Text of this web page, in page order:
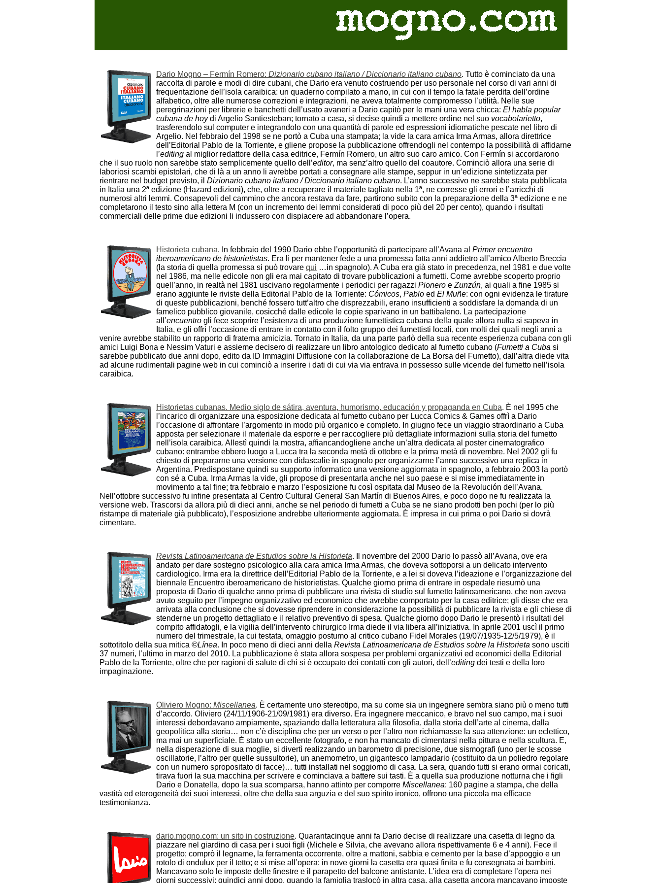
Dario Mogno – Fermín Romero: Dizionario cubano italiano / Diccionario italiano cubano. Tutto è cominciato da una
raccolta di parole e modi di dire cubani, che Dario era venuto costruendo per uso personale nel corso di vari anni di
frequentazione dell’isola caraibica: un quaderno compilato a mano, in cui con il tempo la fatale perdita dell’ordine
alfabetico, oltre alle numerose correzioni e integrazioni, ne aveva totalmente compromesso l’utilità. Nelle sue
peregrinazioni per librerie e banchetti dell’usato avaneri a Dario capitò per le mani una vera chicca: El habla popular
cubana de hoydi Argelio Santiesteban; tornato a casa, si decise quindi a mettere ordine nel suo vocabolarietto,
trasferendolo sul computer e integrandolo con una quantità di parole ed espressioni idiomatiche pescate nel libro di
Argelio. Nel febbraio del 1998 se ne portò a Cuba una stampata; la vide la cara amica Irma Armas, allora direttrice
dell’Editorial Pablo de la Torriente, e gliene propose la pubblicazione offrendogli nel contempo la possibilità di affidarne
l’editing al miglior redattore della casa editrice, Fermín Romero, un altro suo caro amico. Con Fermín si accordarono
che il suo ruolo non sarebbe stato semplicemente quello dell’editor, ma senz’altro quello del coautore. Cominciò allora una serie di
laboriosi scambi epistolari, che di là a un anno li avrebbe portati a consegnare alle stampe, seppur in un’edizione sintetizzata per
rientrare nel budget previsto, il Dizionario cubano italiano / Diccionario italiano cubano. L’anno successivo ne sarebbe stata pubblicata
in Italia una 2ª edizione (Hazard edizioni), che, oltre a recuperare il materiale tagliato nella 1ª, ne corresse gli errori e l’arricchì di
numerosi altri lemmi. Consapevoli del cammino che ancora restava da fare, partirono subito con la preparazione della 3ª edizione e ne
completarono il testo sino alla lettera M (con un incremento dei lemmi considerati di poco più del 20 per cento), quando i risultati
commerciali delle prime due edizioni li indussero con dispiacere ad abbandonare l’opera.
Historieta cubana. In febbraio del 1990 Dario ebbe l’opportunità di partecipare all’Avana al Primer encuentro
iberoamericano de historietistas. Era lì per mantener fede a una promessa fatta anni addietro all’amico Alberto Breccia
(la storia di quella promessa si può trovare qui …in spagnolo). A Cuba era già stato in precedenza, nel 1981 e due volte
nel 1986, ma nelle edicole non gli era mai capitato di trovare pubblicazioni a fumetti. Come avrebbe scoperto proprio
quell’anno, in realtà nel 1981 uscivano regolarmente i periodici per ragazzi Pionero e Zunzún, ai quali a fine 1985 si
erano aggiunte le riviste della Editorial Pablo de la Torriente: Cómicos, Pablo ed El Muñe: con ogni evidenza le tirature
di queste pubblicazioni, benché fossero tutt’altro che disprezzabili, erano insufficienti a soddisfare la domanda di un
famelico pubblico giovanile, cosicché dalle edicole le copie sparivano in un battibaleno. La partecipazione
all’encuentro gli fece scoprire l’esistenza di una produzione fumettistica cubana della quale allora nulla si sapeva in
Italia, e gli offrì l’occasione di entrare in contatto con il folto gruppo dei fumettisti locali, con molti dei quali negli anni a
venire avrebbe stabilito un rapporto di fraterna amicizia. Tornato in Italia, da una parte parlò della sua recente esperienza cubana con gli
amici Luigi Bona e Nessim Vaturi e assieme decisero di realizzare un libro antologico dedicato al fumetto cubano (Fumetti a Cuba si
sarebbe pubblicato due anni dopo, edito da ID Immagini Diffusione con la collaborazione de La Borsa del Fumetto), dall’altra diede vita
ad alcune rudimentali pagine web in cui cominciò a inserire i dati di cui via via entrava in possesso sulle vicende del fumetto nell’isola
caraibica.
Historietas cubanas. Medio siglo de sátira, aventura, humorismo, educación y propaganda en Cuba. È nel 1995 che
l’incarico di organizzare una esposizione dedicata al fumetto cubano per Lucca Comics & Games offrì a Dario
l’occasione di affrontare l’argomento in modo più organico e completo. In giugno fece un viaggio straordinario a Cuba
apposta per selezionare il materiale da esporre e per raccogliere più dettagliate informazioni sulla storia del fumetto
nell’isola caraibica. Allestì quindi la mostra, affiancandogliene anche un’altra dedicata al poster cinematografico
cubano: entrambe ebbero luogo a Lucca tra la seconda metà di ottobre e la prima metà di novembre. Nel 2002 gli fu
chiesto di prepararne una versione con didascalie in spagnolo per organizzarne l’anno successivo una replica in
Argentina. Predispostane quindi su supporto informatico una versione aggiornata in spagnolo, a febbraio 2003 la portò
con sé a Cuba. Irma Armas la vide, gli propose di presentarla anche nel suo paese e si mise immediatamente in
movimento a tal fine; tra febbraio e marzo l’esposizione fu così ospitata dal Museo de la Revolución dell’Avana.
Nell’ottobre successivo fu infine presentata al Centro Cultural General San Martín di Buenos Aires, e poco dopo ne fu realizzata la
versione web. Trascorsi da allora più di dieci anni, anche se nel periodo di fumetti a Cuba se ne siano prodotti ben pochi (per lo più
ristampe di materiale già pubblicato), l’esposizione andrebbe ulteriormente aggiornata. È impresa in cui prima o poi Dario si dovrà
cimentare.
Revista Latinoamericana de Estudios sobre la Historieta. Il novembre del 2000 Dario lo passò all’Avana, ove era
andato per dare sostegno psicologico alla cara amica Irma Armas, che doveva sottoporsi a un delicato intervento
cardiologico. Irma era la direttrice dell’Editorial Pablo de la Torriente, e a lei si doveva l’ideazione e l’organizzazione del
biennale Encuentro iberoamericano de historietistas. Qualche giorno prima di entrare in ospedale riesumò una
proposta di Dario di qualche anno prima di pubblicare una rivista di studio sul fumetto latinoamericano, che non aveva
avuto seguito per l’impegno organizzativo ed economico che avrebbe comportato per la casa editrice; gli disse che era
arrivata alla conclusione che si dovesse riprendere in considerazione la possibilità di pubblicare la rivista e gli chiese di
stenderne un progetto dettagliato e il relativo preventivo di spesa. Qualche giorno dopo Dario le presentò i risultati del
compito affidatogli, e la vigilia dell’intervento chirurgico Irma diede il via libera all’iniziativa. In aprile 2001 uscì il primo
numero del trimestrale, la cui testata, omaggio postumo al critico cubano Fidel Morales (19/07/1935-12/5/1979), è il
sottotitolo della sua mitica ©Línea. In poco meno di dieci anni della Revista Latinoamericana de Estudios sobre la Historieta sono usciti
37 numeri, l’ultimo in marzo del 2010. La pubblicazione è stata allora sospesa per problemi organizzativi ed economici della Editorial
Pablo de la Torriente, oltre che per ragioni di salute di chi si è occupato dei contatti con gli autori, dell’editing dei testi e della loro
impaginazione.
Oliviero Mogno: Miscellanea. È certamente uno stereotipo, ma su come sia un ingegnere sembra siano più o meno tutti
d’accordo. Oliviero (24/11/1906-21/09/1981) era diverso. Era ingegnere meccanico, e bravo nel suo campo, ma i suoi
interessi debordavano ampiamente, spaziando dalla letteratura alla filosofia, dalla storia dell’arte al cinema, dalla
geopolitica alla storia… non c’è disciplina che per un verso o per l’altro non richiamasse la sua attenzione: un eclettico,
ma mai un superficiale. È stato un eccellente fotografo, e non ha mancato di cimentarsi nella pittura e nella scultura. E,
nella disperazione di sua moglie, si divertì realizzando un barometro di precisione, due sismografi (uno per le scosse
oscillatorie, l’altro per quelle sussultorie), un anemometro, un gigantesco lampadario (costituito da un poliedro regolare
con un numero spropositato di facce)… tutti installati nel soggiorno di casa. La sera, quando tutti si erano ormai coricati,
tirava fuori la sua macchina per scrivere e cominciava a battere sui tasti. È a quella sua produzione notturna che i figli
Dario e Donatella, dopo la sua scomparsa, hanno attinto per comporre Miscellanea: 160 pagine a stampa, che della
vastità ed eterogeneità dei suoi interessi, oltre che della sua arguzia e del suo spirito ironico, offrono una piccola ma efficace
testimonianza.
dario.mogno.com: un sito in costruzione. Quarantacinque anni fa Dario decise di realizzare una casetta di legno da
piazzare nel giardino di casa per i suoi figli (Michele e Silvia, che avevano allora rispettivamente 6 e 4 anni). Fece il
progetto; comprò il legname, la ferramenta occorrente, oltre a mattoni, sabbia e cemento per la base d’appoggio e un
rotolo di ondulux per il tetto; e si mise all’opera: in nove giorni la casetta era quasi finita e fu consegnata ai bambini.
Mancavano solo le imposte delle finestre e il parapetto del balcone antistante. L’idea era di completare l’opera nei
giorni successivi; quindici anni dopo, quando la famiglia traslocò in altra casa, alla casetta ancora mancavano imposte